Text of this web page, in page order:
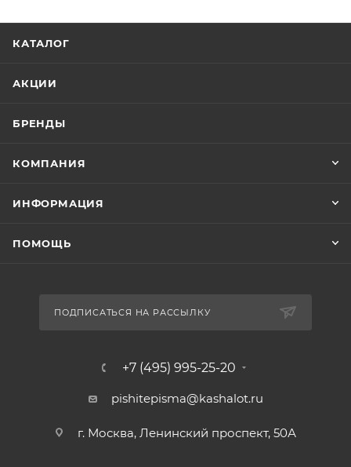
КАТАЛОГ
АКЦИИ
БРЕНДЫ
КОМПАНИЯ
ИНФОРМАЦИЯ
ПОМОЩЬ
ПОДПИСАТЬСЯ НА РАССЫЛКУ
+7 (495) 995-25-20​
pishitepisma@kashalot.ru
г. Москва, Ленинский проспект, 50А​